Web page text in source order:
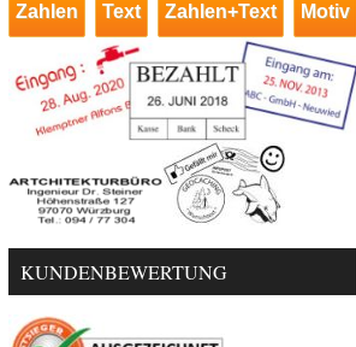
Zahlen Text Zahlen+Text Motiv
KUNDENBEWERTUNG